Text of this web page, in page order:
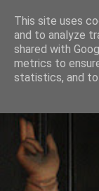
This site uses
and to analyze
shared with
metrics to
statistics, and